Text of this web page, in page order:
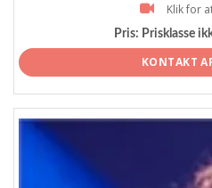
Klik for
Pris: Prisklasse
KONTAKT